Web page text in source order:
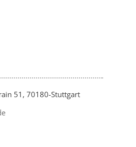
51, 70180-Stuttgart